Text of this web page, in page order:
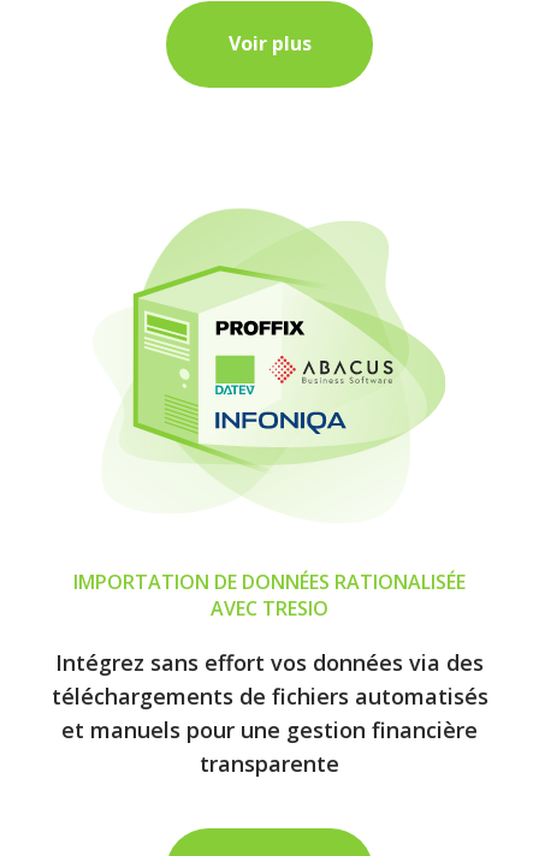
Voir plus
IMPORTATION DE DONNÉES RATIONALISÉE
AVEC TRESIO
Intégrez sans effort vos données via des
téléchargements de fichiers automatisés
et manuels pour une gestion financière
transparente